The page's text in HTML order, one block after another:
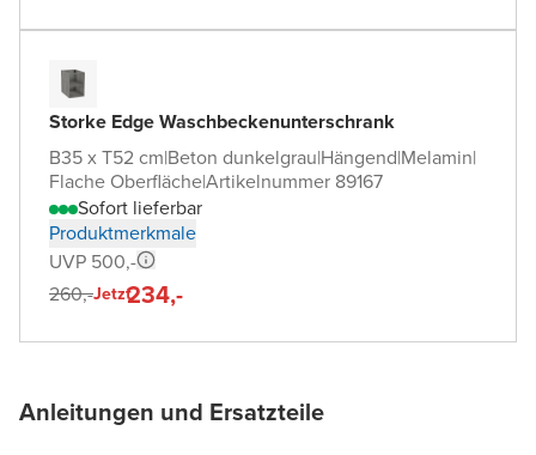
Storke Edge Waschbeckenunterschrank
B35 x T52 cm|Beton dunkelgrau|Hängend|Melamin|
Flache Oberfläche|Artikelnummer 89167
Sofort lieferbar
Produktmerkmale
UVP 500,-
260,-Jetzt234,-
Anleitungen und Ersatzteile